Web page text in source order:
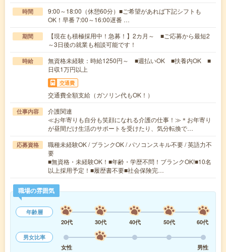
時間
9:00～18:00（休憩60分）■ご希望があれば下記シフトも
OK！早番 7:00～16:00遅番 …
期間
【現在も積極採用中！急募！】2カ月～ ■ご応募から最短2
～3日後の就業も相談可能です！
時給
無資格未経験：時給1250円～ ■週払いOK ■扶養内OK ■
日収1万円以上
交通費
交通費全額支給（ガソリン代もOK！）
仕事内容
介護関連
≪お年寄りも自分も笑顔になれる介護の仕事！≫＊お年寄り
が昼間だけ生活のサポートを受けたり、気分転換で…
応募資格
職種未経験OK / ブランクOK / パソコンスキル不要 / 英語力不
要
■無資格・未経験OK！■年齢・学歴不問！ブランクOK!■10名
以上採用予定！■履歴書不要■社会保険完…
職場の雰囲気
年齢層
20代
30代 40代 50代
60代
男女比率
女性
男性